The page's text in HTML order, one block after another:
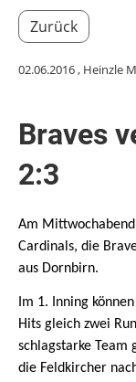
Zurück
02.06.2016, Heinzle
Braves
2:3
Am
Cardinals, die
aus Dornbirn.
Im 1. Inning
Hits gleich zwei
schlagstarke Team
die Feldkircher